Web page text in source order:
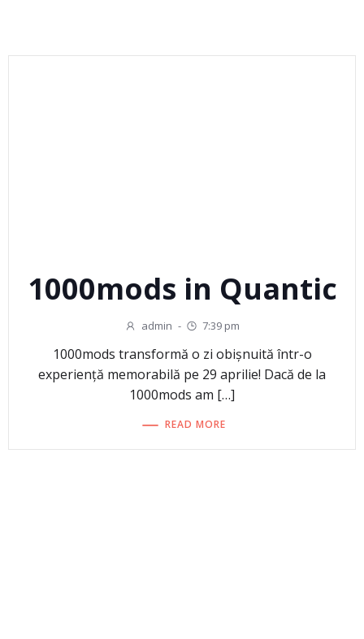
1000mods in Quantic
admin - 7:39 pm
1000mods transformă o zi obișnuită într-o
experiență memorabilă pe 29 aprilie! Dacă de la
1000mods am […]
READ MORE